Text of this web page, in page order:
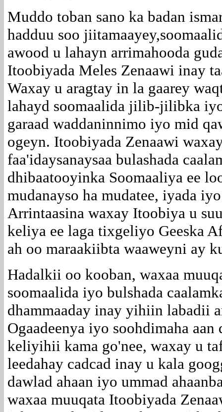
Muddo toban sano ka badan
hadduu soo
awood u lahayn arrimahooda
Itoobiyada Meles Zenaawi inay
Waxay u aragtay in la gaarey
lahayd soomaalida jilib-jilibka
garaad waddaninnimo iyo mid
ogeyn. Itoobiyada Zenaawi
faa'idaysanaysaa bulashada
dhibaatooyinka Soomaaliya ee
mudanayso ha mudatee, iyada
Arrintaasina waxay Itoobiya u
keliya ee laga tixgeliyo Geeska
ah oo maraakiibta waaweyni ay
Hadalkii oo kooban, waxaa
soomaalida iyo bulshada
dhammaaday inay yihiin labadii
Ogaadeenya iyo soohdimaha aan
keliyihii kama go'nee, waxay u
leedahay cadcad inay u kala
dawlad ahaan iyo ummad
waxaa muuqata Itoobiyada